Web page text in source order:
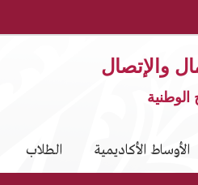
والإتصال
الوطنية
الأوساط الأكاديمية الطلاب